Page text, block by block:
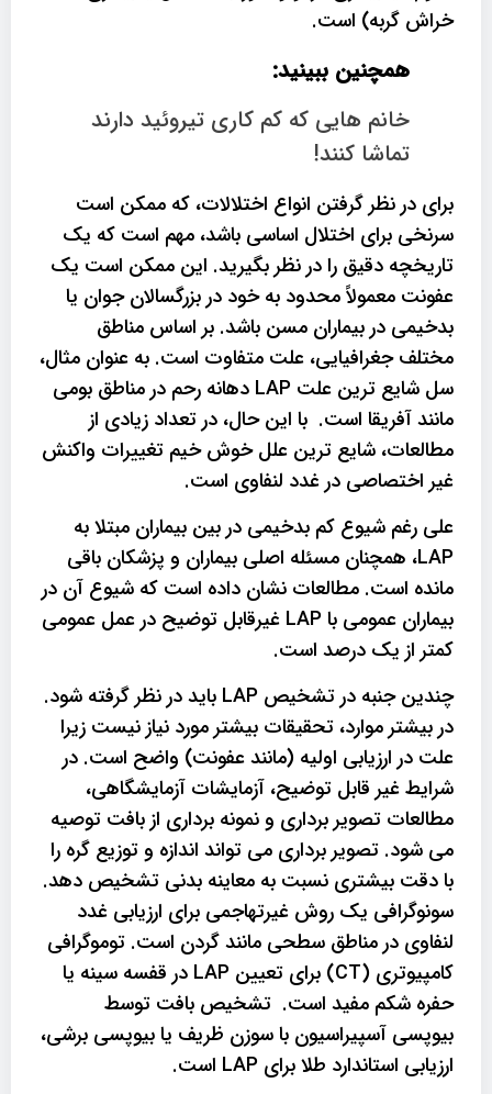
خراش گربه) است.
همچنین ببینید:
خانم هایی که کم کاری تیروئید دارند
تماشا کنند!
برای در نظر گرفتن انواع اختلالات، که ممکن است
سرنخی برای اختلال اساسی باشد، مهم است که یک
تاریخچه دقیق را در نظر بگیرید. این ممکن است یک
عفونت معمولاً محدود به خود در بزرگسالان جوان یا
بدخیمی در بیماران مسن باشد. بر اساس مناطق
مختلف جغرافیایی، علت متفاوت است. به عنوان مثال،
سل شایع ترین علت LAP دهانه رحم در مناطق بومی
مانند آفریقا است. با این حال، در تعداد زیادی از
مطالعات، شایع ترین علل خوش خیم تغییرات واکنش
غیر اختصاصی در غدد لنفاوی است.
علی رغم شیوع کم بدخیمی در بین بیماران مبتلا به
LAP، همچنان مسئله اصلی بیماران و پزشکان باقی
مانده است. مطالعات نشان داده است که شیوع آن در
بیماران عمومی با LAP غیرقابل توضیح در عمل عمومی
کمتر از یک درصد است.
چندین جنبه در تشخیص LAP باید در نظر گرفته شود.
در بیشتر موارد، تحقیقات بیشتر مورد نیاز نیست زیرا
علت در ارزیابی اولیه (مانند عفونت) واضح است. در
شرایط غیر قابل توضیح، آزمایشات آزمایشگاهی،
مطالعات تصویر برداری و نمونه برداری از بافت توصیه
می شود. تصویر برداری می تواند اندازه و توزیع گره را
با دقت بیشتری نسبت به معاینه بدنی تشخیص دهد.
سونوگرافی یک روش غیرتهاجمی برای ارزیابی غدد
لنفاوی در مناطق سطحی مانند گردن است. توموگرافی
کامپیوتری (CT) برای تعیین LAP در قفسه سینه یا
حفره شکم مفید است. تشخیص بافت توسط
بیوپسی آسپیراسیون با سوزن ظریف یا بیوپسی برشی،
ارزیابی استاندارد طلا برای LAP است.